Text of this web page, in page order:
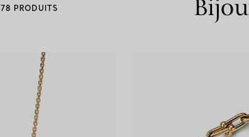
avec un expert en diamants
78 PRODUITS